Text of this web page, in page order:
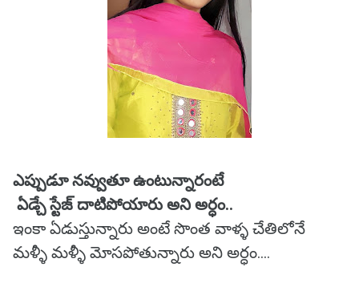
ఎప్పుడూ నవ్వుతూ ఉంటున్నారంటే
ఏడ్చే స్టేజ్ దాటిపోయారు అని అర్ధం..
ఇంకా ఏడుస్తున్నారు అంటే సొంత వాళ్ళ చేతిలోనే
మళ్ళీ మళ్ళీ మోసపోతున్నారు అని అర్ధం....